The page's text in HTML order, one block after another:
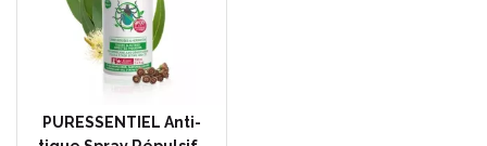
PURESSENTIEL Anti-